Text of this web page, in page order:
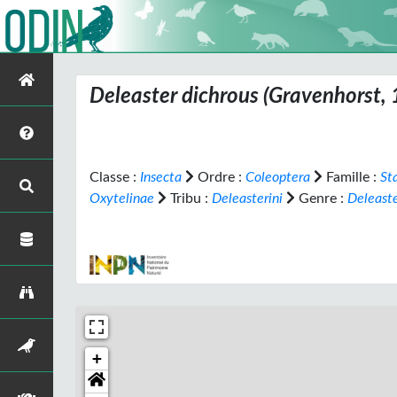
Deleaster dichrous (Gravenhorst,
Classe : Insecta Ordre : Coleoptera Famille :
Oxytelinae
Tribu : Deleasterini Genre :
+